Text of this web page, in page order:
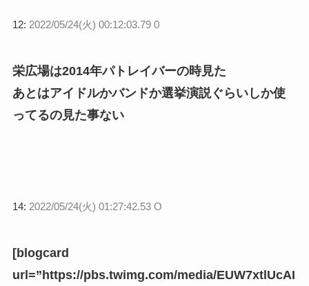
12: 2022/05/24(火) 00:12:03.79 0
栄広場は2014年パトレイバーの時見た
あとはアイドルかバンドか選挙演説ぐらいしか使
ってるの見た事ない
14: 2022/05/24(火) 01:27:42.53 O
[blogcard
url=”https://pbs.twimg.com/media/EUW7xtlUcAI